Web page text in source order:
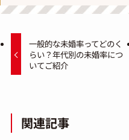
一般的な未婚率ってどのく
らい？年代別の未婚率につ
いてご紹介
関連記事